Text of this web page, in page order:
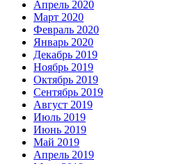
Апрель 2020
Март 2020
Февраль 2020
Январь 2020
Декабрь 2019
Ноябрь 2019
Октябрь 2019
Сентябрь 2019
Август 2019
Июль 2019
Июнь 2019
Май 2019
Апрель 2019